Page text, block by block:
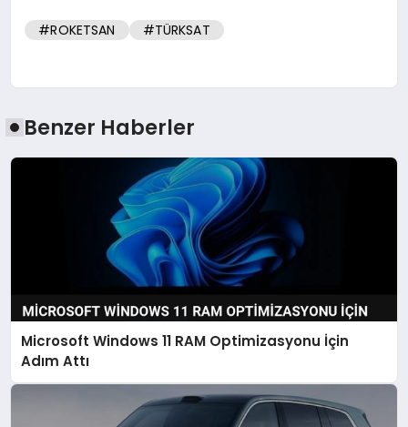
#ROKETSAN #TÜRKSAT
Benzer Haberler
Microsoft Windows 11 RAM Optimizasyonu İçin
Adım Attı